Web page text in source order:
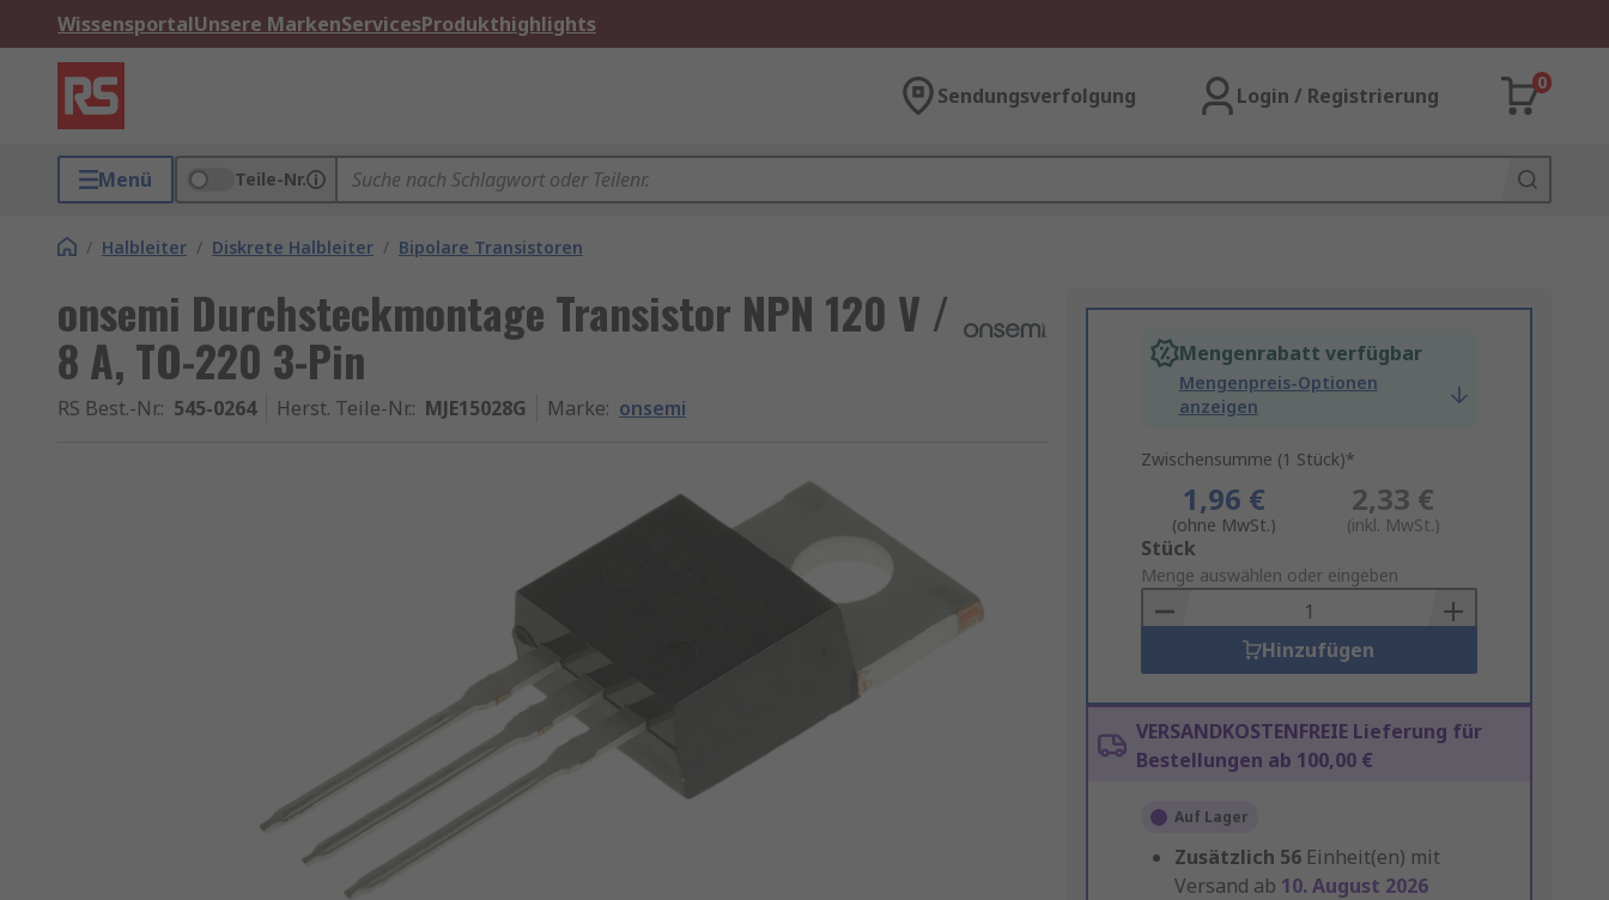
WissensportalUnsere MarkenServicesProdukthighlights
Sendungsverfolgung Login / Registrierung
0
Menü Teile-Nr.
/ Halbleiter / Diskrete Halbleiter / Bipolare Transistoren
onsemi Durchsteckmontage Transistor NPN 120 V /
8 A, TO-220 3-Pin
RS Best.-Nr.: 545-0264 Herst. Teile-Nr.: MJE15028G Marke: onsemi
Mengenrabatt verfügbar
Mengenpreis-Optionen
anzeigen
Zwischensumme (1 Stück)*
1,96 €
(ohne MwSt.)
2,33 €
(inkl. MwSt.)
Add
to
Basket
Stück
Menge auswählen oder eingeben
Hinzufügen
VERSANDKOSTENFREIE Lieferung für
Bestellungen ab 100,00 €
Auf Lager
Zusätzlich 56 Einheit(en) mit
Versand ab 10. August 2026